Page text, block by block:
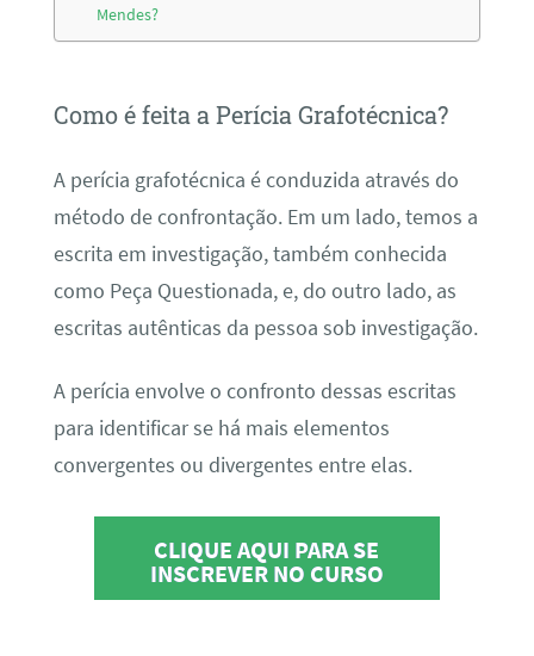
Mendes?
Como é feita a Perícia Grafotécnica?
A perícia grafotécnica é conduzida através do
método de confrontação. Em um lado, temos a
escrita em investigação, também conhecida
como Peça Questionada, e, do outro lado, as
escritas autênticas da pessoa sob investigação.
A perícia envolve o confronto dessas escritas
para identificar se há mais elementos
convergentes ou divergentes entre elas.
CLIQUE AQUI PARA SE
INSCREVER NO CURSO